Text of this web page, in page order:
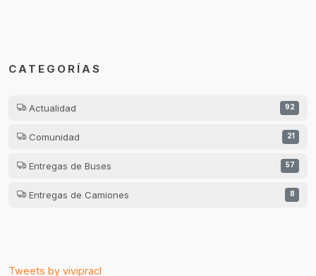
CATEGORÍAS
Actualidad 92
Comunidad 21
Entregas de Buses 57
Entregas de Camiones 8
Tweets by vivipracl